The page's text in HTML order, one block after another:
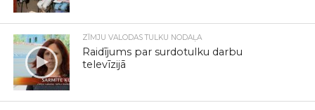
ZĪMJU VALODAS TULKU NODAĻA
Raidījums par surdotulku darbu
televīzijā